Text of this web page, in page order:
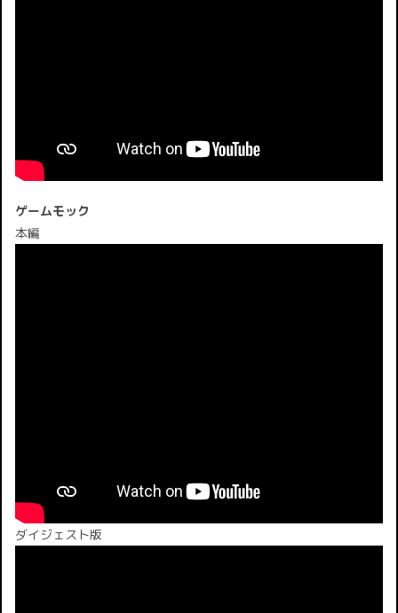
ゲームモック
本編
ダイジェスト版